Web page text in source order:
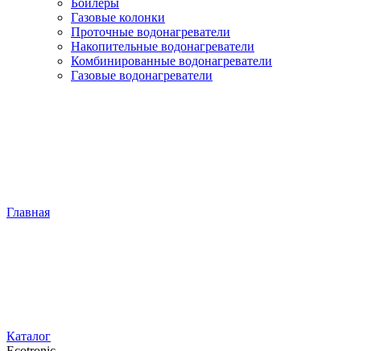
Бойлеры
Газовые колонки
Проточные водонагреватели
Накопительные водонагреватели
Комбинированные водонагреватели
Газовые водонагреватели
Главная
Каталог